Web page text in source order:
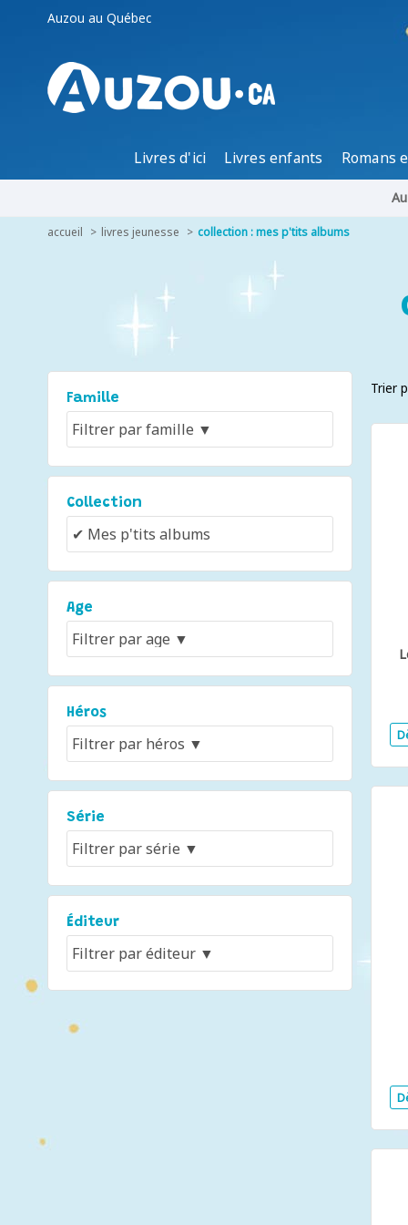
Auzou au Québec
Livres d'ici Livres enfants Romans
accueil livres jeunesse collection : mes p'tits albums
Famille
Collection
Age
Héros
Série
Éditeur
Trier